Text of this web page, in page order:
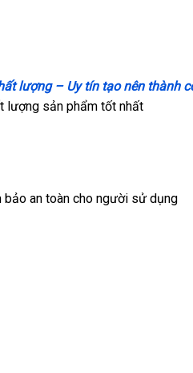
lượng – Uy tín tạo nên thành
lượng sản phẩm tốt nhất
bảo an toàn cho người sử dụng